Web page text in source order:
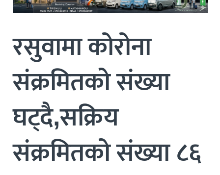
रसुवामा कोरोना
संक्रमितको संख्या
घट्दै,सक्रिय
संक्रमितको संख्या ८६